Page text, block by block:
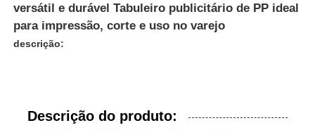
versátil e durável Tabuleiro publicitário de PP ideal
para impressão, corte e uso no varejo
descrição:
Descrição do produto: